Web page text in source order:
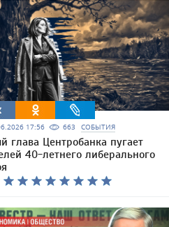
17:56 663 СОБЫТИЯ
глава Центробанка пугает
40-летнего либерального